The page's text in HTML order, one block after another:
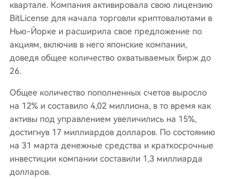
квартале. Компания активировала свою лицензию
BitLicense для начала торговли криптовалютами в
Нью-Йорке и расширила свое предложение по
акциям, включив в него японские компании,
доведя общее количество охватываемых бирж до
26.
Общее количество пополненных счетов выросло
на 12% и составило 4,02 миллиона, в то время как
активы под управлением увеличились на 15%,
достигнув 17 миллиардов долларов. По состоянию
на 31 марта денежные средства и краткосрочные
инвестиции компании составили 1,3 миллиарда
долларов.